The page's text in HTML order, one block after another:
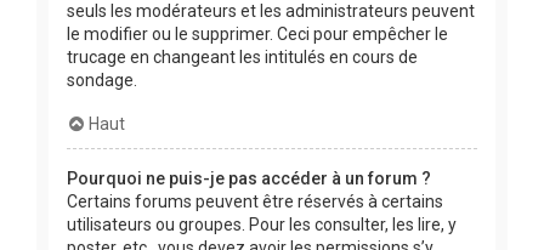
seuls les modérateurs et les administrateurs peuvent
le modifier ou le supprimer. Ceci pour empêcher le
trucage en changeant les intitulés en cours de
sondage.
Haut
Pourquoi ne puis-je pas accéder à un forum ?
Certains forums peuvent être réservés à certains
utilisateurs ou groupes. Pour les consulter, les lire, y